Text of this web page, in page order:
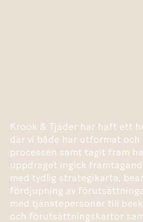
Krook & Tjäder har haft ett
där vi både har utformat och
processen samt tagit fram
uppdraget ingick
med tydlig strategikarta,
fördjupning av
med tjänstepersoner till
och förutsättningskartor